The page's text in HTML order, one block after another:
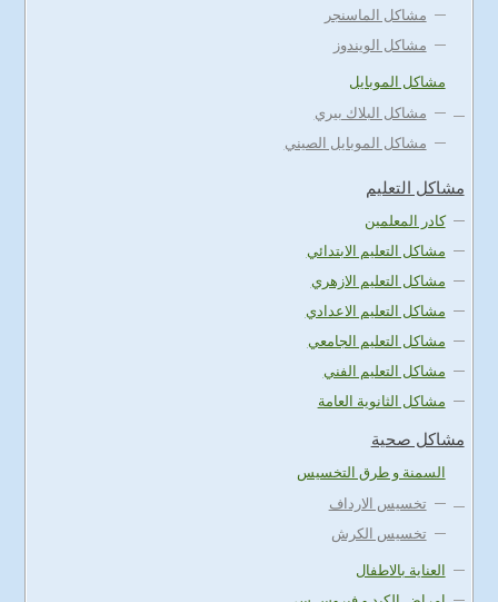
مشاكل الماسنجر
مشاكل الويندوز
مشاكل الموبايل
مشاكل البلاك بيري
مشاكل الموبايل الصيني
مشاكل التعليم
كادر المعلمين
مشاكل التعليم الابتدائي
مشاكل التعليم الازهري
مشاكل التعليم الاعدادي
مشاكل التعليم الجامعي
مشاكل التعليم الفني
مشاكل الثانوية العامة
مشاكل صحية
السمنة و طرق التخسيس
تخسيس الارداف
تخسيس الكرش
العناية بالاطفال